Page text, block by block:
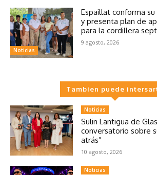
Noticias
Espaillat conforma
y presenta plan de
para la cordillera
9 agosto, 2026
Tambien puede
Noticias
Sulin Lantigua de
conversatorio sobre
atrás”
10 agosto, 2026
Noticias